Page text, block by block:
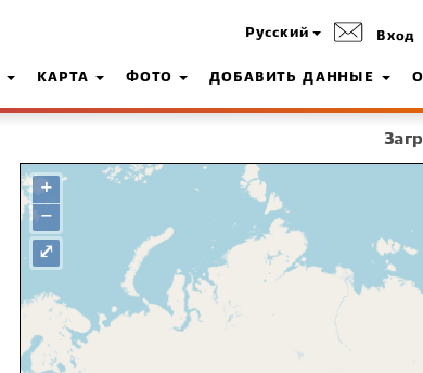
Русский Вход
КАРТА ФОТО ДОБАВИТЬ ДАННЫЕ
+
−
⤢